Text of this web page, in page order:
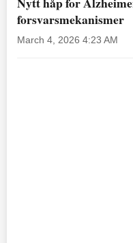
forsvarsmekanismer
March 4, 2026 4:23 AM